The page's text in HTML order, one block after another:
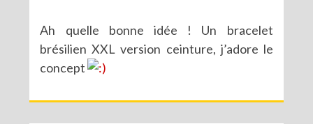
Ah quelle bonne idée ! Un bracelet
brésilien XXL version ceinture, j’adore le
concept